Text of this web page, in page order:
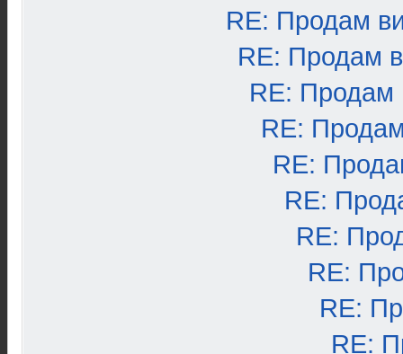
RE: Продам
RE: Продам
RE: Продам
RE:
RE:
RE:
RE:
RE:
RE:
RE: